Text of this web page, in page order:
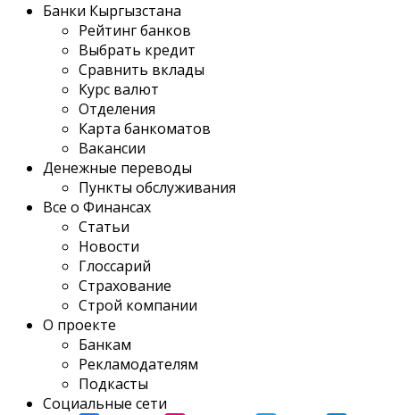
Банки Кыргызстана
Рейтинг банков
Выбрать кредит
Сравнить вклады
Курс валют
Отделения
Карта банкоматов
Вакансии
Денежные переводы
Пункты обслуживания
Все о Финансах
Статьи
Новости
Глоссарий
Страхование
Строй компании
О проекте
Банкам
Рекламодателям
Подкасты
Социальные сети